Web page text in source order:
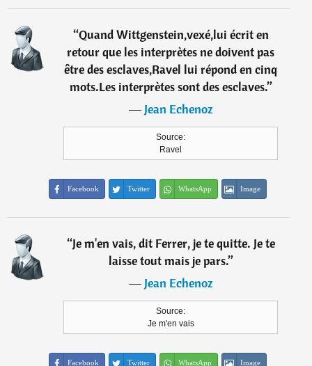
“Quand Wittgenstein,vexé,lui écrit en
retour que les interprètes ne doivent pas
être des esclaves,Ravel lui répond en cinq
mots.Les interprètes sont des esclaves.”
―Jean Echenoz
Source:
Ravel
Facebook Twitter WhatsApp Image
“Je m'en vais, dit Ferrer, je te quitte. Je te
laisse tout mais je pars.”
―Jean Echenoz
Source:
Je m'en vais
Facebook Twitter WhatsApp Image